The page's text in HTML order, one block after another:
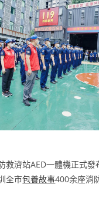
救濟站AED一體機正式發
全市包養故事400余座消